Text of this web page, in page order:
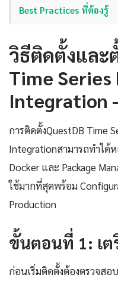
Best Practices ที่ต้องรู้
วิธีติดตั้งและ
Time Series
Integration
การติดตั้งQuestDB Time
Integrationสามารถทำได้
Docker และ Package
ใช้มากที่สุดพร้อม
Production
ขั้นตอนที่ 1: เ
ก่อนเริ่มติดตั้งต้องตรวจสอ